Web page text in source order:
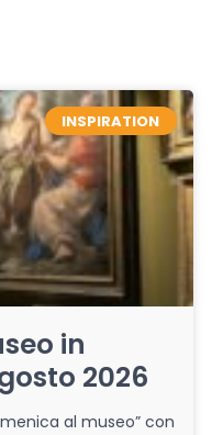
INSPIRATION
in
2026
al museo” con